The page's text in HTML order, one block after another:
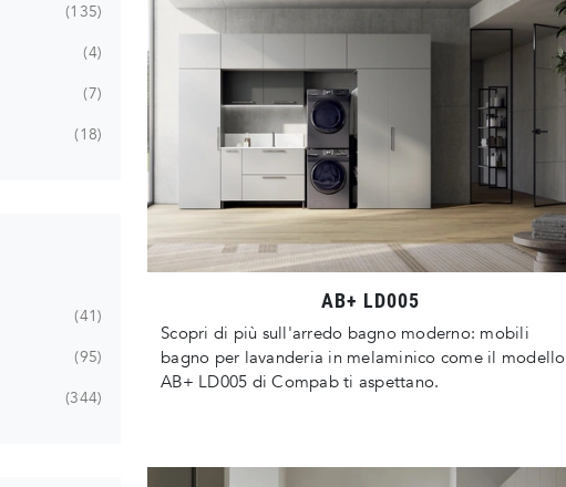
AB+ LD005
Scopri di più sull'arredo bagno moderno: mobili
bagno per lavanderia in melaminico come il modello
AB+ LD005 di Compab ti aspettano.
135
4
7
18
41
95
344